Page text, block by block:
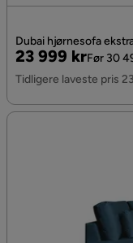
Dubai hjørnesofa
Pris
23 999 kr
Original
Pris
Før 30
Tidligere laveste pris